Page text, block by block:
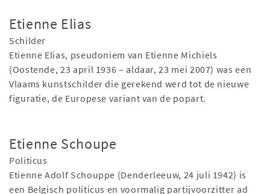
Etienne Elias
Schilder
Etienne Elias, pseudoniem van Etienne Michiels
(Oostende, 23 april 1936 – aldaar, 23 mei 2007) was een
Vlaams kunstschilder die gerekend werd tot de nieuwe
figuratie, de Europese variant van de popart.
Etienne Schoupe
Politicus
Etienne Adolf Schouppe (Denderleeuw, 24 juli 1942) is
een Belgisch politicus en voormalig partijvoorzitter ad